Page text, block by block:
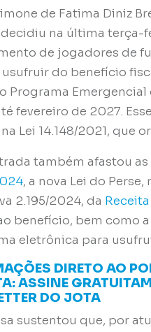
de Fatima Diniz
na última terça-
de jogadores de
do benefício
Programa Emergencial
fevereiro de 2027.
Lei 14.148/2021, que
também afastou
, a nova Lei do
2.195/2024, da
benefício, bem como
eletrônica para
DIRETO AO
ASSINE
DO JOTA
sustentou que, por